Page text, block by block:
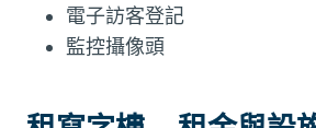
電子訪客登記
監控攝像頭